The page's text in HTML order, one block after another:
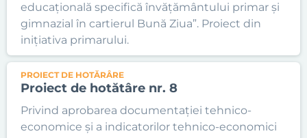
educațională specifică învățământului primar și
gimnazial în cartierul Bună Ziua”. Proiect din
inițiativa primarului.
PROIECT DE HOTĂRÂRE
Proiect de hotătâre nr. 8
Privind aprobarea documentației tehnico-
economice și a indicatorilor tehnico-economici